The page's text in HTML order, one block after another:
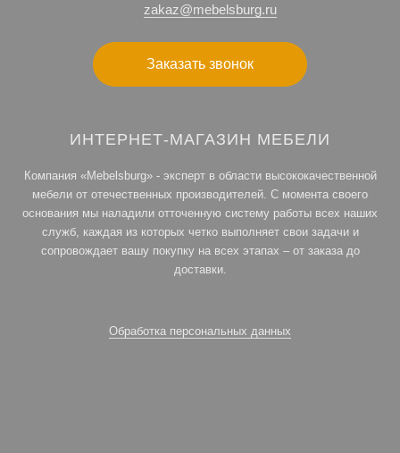
zakaz@mebelsburg.ru
Заказать звонок
ИНТЕРНЕТ-МАГАЗИН МЕБЕЛИ
Компания «Mebelsburg» - эксперт в области высококачественной
мебели от отечественных производителей. С момента своего
основания мы наладили отточенную систему работы всех наших
служб, каждая из которых четко выполняет свои задачи и
сопровождает вашу покупку на всех этапах – от заказа до
доставки.
Обработка персональных данных